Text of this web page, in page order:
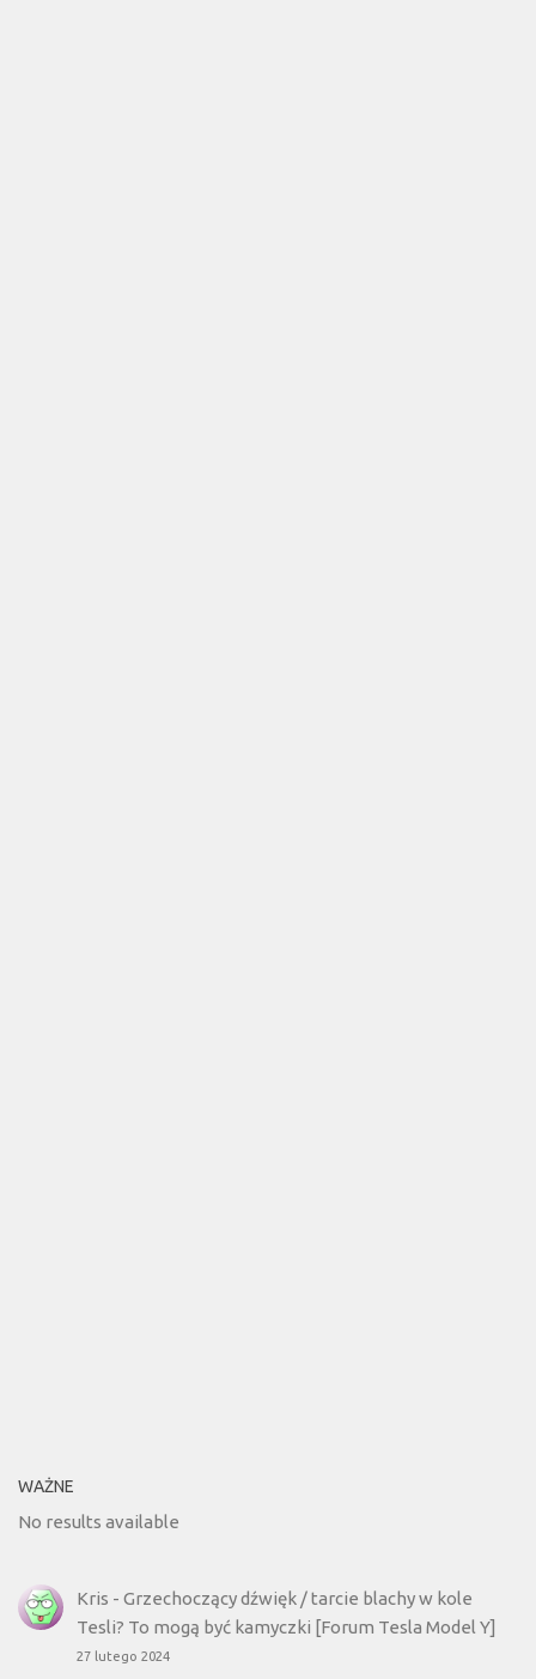
WAŻNE
No results available
Kris - Grzechoczący dźwięk / tarcie blachy w kole
Tesli? To mogą być kamyczki [Forum Tesla Model Y]
27 lutego 2024